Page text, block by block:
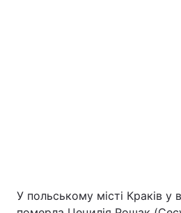
У польському місті Краків у